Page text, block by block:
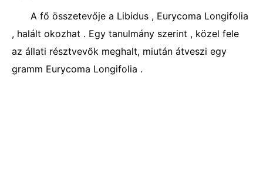
A fő összetevője a Libidus , Eurycoma Longifolia
, halált okozhat . Egy tanulmány szerint , közel fele
az állati résztvevők meghalt, miután átveszi egy
gramm Eurycoma Longifolia .